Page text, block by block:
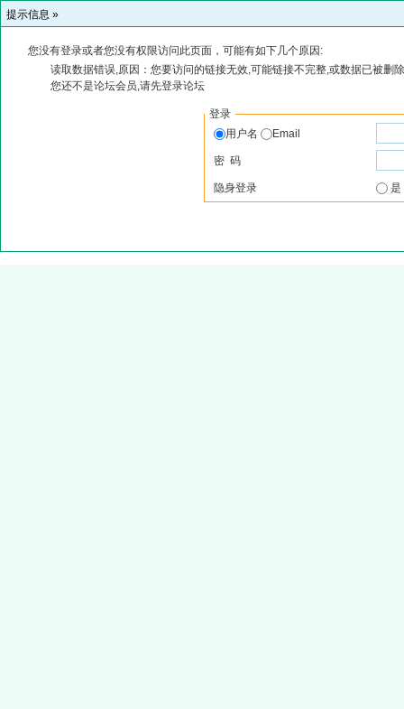
提示信息 »
您没有登录或者您没有权限访问此页面，可能有如下几个原因:
读取数据错误,原因：您要访问的链接无效,可能链接不完整,或数据已被删
您还不是论坛会员,请先登录论坛
登录
用户名
Email
密 码
隐身登录